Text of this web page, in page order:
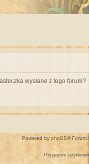
wysłane z tego forum?
Powered by phpBB® Forum
Przyjazne